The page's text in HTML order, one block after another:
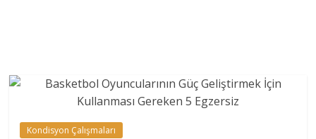
Kondisyon Çalışmaları